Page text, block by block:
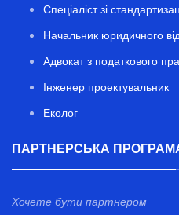
Спеціаліст зі
Начальник юридичного
Адвокат з податкового
Інженер проектувальник
Еколог
ПАРТНЕРСЬКА
Хочете бути партнером